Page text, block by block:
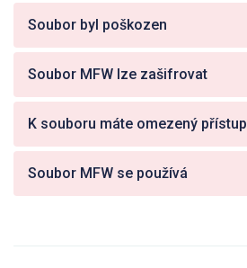
Soubor byl poškozen
Soubor MFW lze zašifrovat
K souboru máte omezený přístup
Soubor MFW se používá